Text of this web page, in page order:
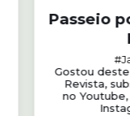
Passeio
Gostou
Revista,
no